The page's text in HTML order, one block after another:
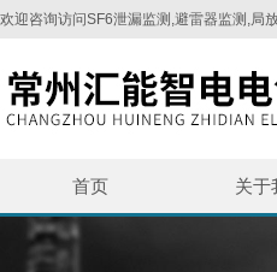
欢迎咨询访问SF6泄漏监测,避雷器监测,局
首页 关于